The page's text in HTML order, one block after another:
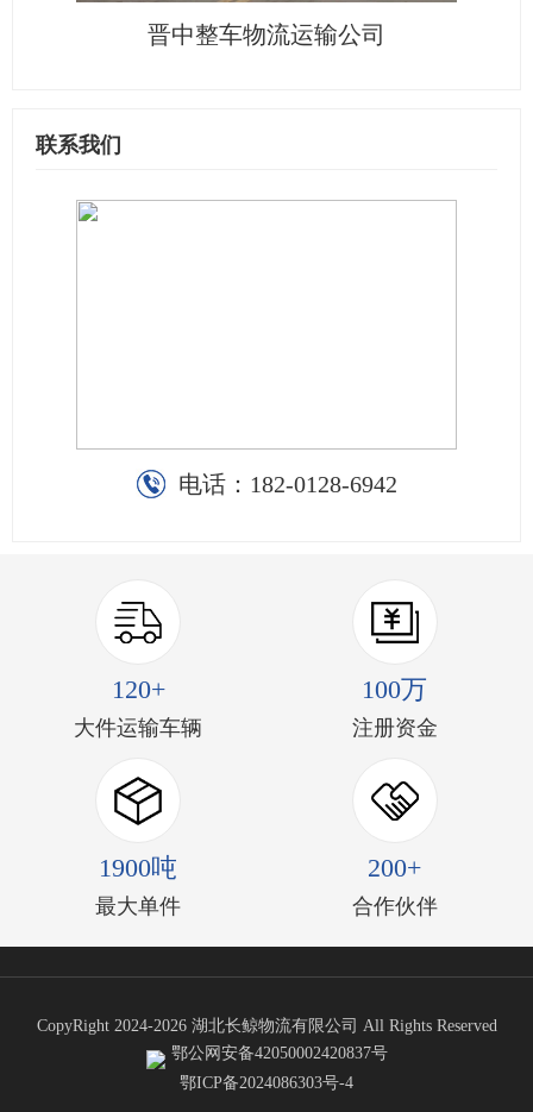
晋中整车物流运输公司
联系我们
电话： 182-0128-6942
120+
大件运输车辆
100万
注册资金
1900吨
最大单件
200+
合作伙伴
CopyRight 2024-2026 湖北长鲸物流有限公司 All Rights Reserved
鄂公网安备42050002420837号
鄂ICP备2024086303号-4